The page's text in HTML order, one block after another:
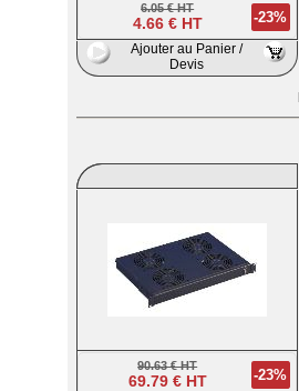
6.05 € HT
4.66 € HT -23%
Ajouter au Panier /
Devis
90.63 € HT
69.79 € HT -23%